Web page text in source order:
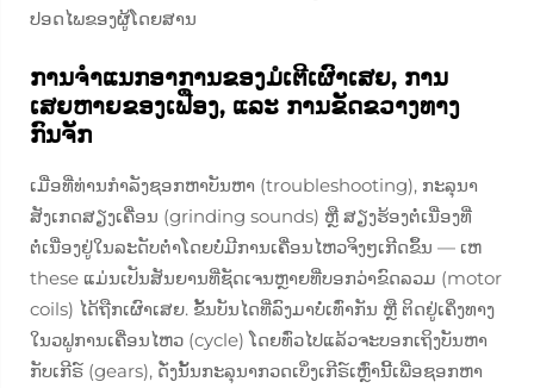
ປອດໄພຂອງຜູ້ໂດຍສານ
ການຈຳແນກອາການຂອງມໍເຕີເຜົາເສຍ, ການ
ເສຍຫາຍຂອງເຟືອງ, ແລະ ການຂັດຂວາງທາງ
ກົນຈັກ
ເມື່ອທີ່ທ່ານກຳລັງຊອກຫາບັນຫາ (troubleshooting), ກະລຸນາ
ສັງເກດສຽງເຄື່ອນ (grinding sounds) ຫຼື ສຽງຮ້ອງຕໍ່ເນື່ອງທີ່
ຕໍ່ເນື່ອງຢູ່ໃນລະດັບຕໍ່າໂດຍບໍ່ມີການເຄື່ອນໄຫວຈິງໆເກີດຂຶ້ນ — ເຫ
these ແມ່ນເປັນສັນຍານທີ່ຊັດເຈນຫຼາຍທີ່ບອກວ່າຂົດລວມ (motor
coils) ໄດ້ຖືກເຜົາເສຍ. ຂັ້ນບັນໄດທີ່ລົງມາບໍ່ເທົ່າກັນ ຫຼື ຕິດຢູ່ເຄິ່ງທາງ
ໃນວຟູການເຄື່ອນໄຫວ (cycle) ໂດຍທົ່ວໄປແລ້ວຈະບອກເຖິງບັນຫາ
ກັບເກີຣ໌ (gears), ດັ່ງນັ້ນກະລຸນາກວດເບິ່ງເກີຣ໌ເຫຼົ່ານີ້ເພື່ອຊອກຫາ